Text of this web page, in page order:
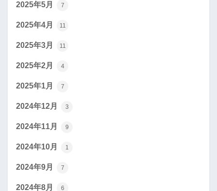
2025年5月 7
2025年4月 11
2025年3月 11
2025年2月 4
2025年1月 7
2024年12月 3
2024年11月 9
2024年10月 1
2024年9月 7
2024年8月 6